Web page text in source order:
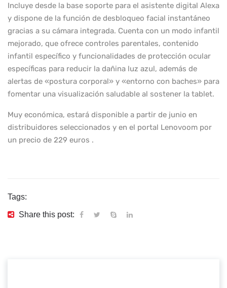
Incluye desde la base soporte para el asistente digital Alexa
y dispone de la función de desbloqueo facial instantáneo
gracias a su cámara integrada. Cuenta con un modo infantil
mejorado, que ofrece controles parentales, contenido
infantil específico y funcionalidades de protección ocular
específicas para reducir la dañina luz azul, además de
alertas de «postura corporal» y «entorno con baches» para
fomentar una visualización saludable al sostener la tablet.
Muy económica, estará disponible a partir de junio en
distribuidores seleccionados y en el portal Lenovoom por
un precio de 229 euros .
Tags:
Share this post: